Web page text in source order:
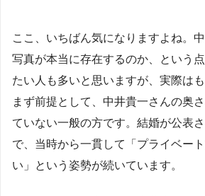
ここ、いちばん気になりますよね。
写真が本当に存在するのか、という
たい人も多いと思いますが、実際は
まず前提として、中井貴一さんの奥
ていない一般の方です。結婚が公表
で、当時から一貫して「プライベー
い」という姿勢が続いています。